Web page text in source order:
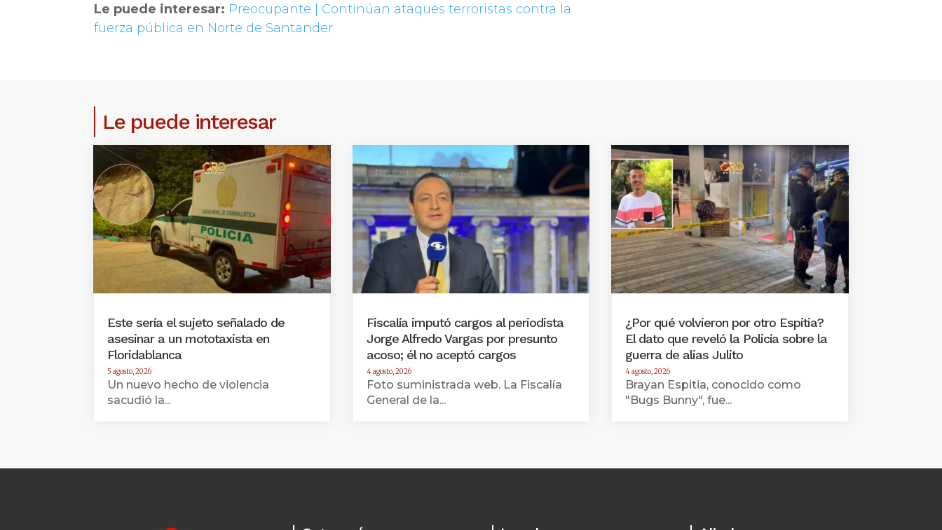
Le puede interesar: Preocupante | Continúan ataques terroristas contra la
fuerza pública en Norte de Santander
Le puede interesar
Este sería el sujeto señalado de
asesinar a un mototaxista en
Floridablanca
5 agosto, 2026
Un nuevo hecho de violencia
sacudió la...
Fiscalía imputó cargos al periodista
Jorge Alfredo Vargas por presunto
acoso; él no aceptó cargos
4 agosto, 2026
Foto suministrada web. La Fiscalía
General de la...
¿Por qué volvieron por otro Espitia?
El dato que reveló la Policía sobre la
guerra de alias Julito
4 agosto, 2026
Brayan Espitia, conocido como
"Bugs Bunny", fue...